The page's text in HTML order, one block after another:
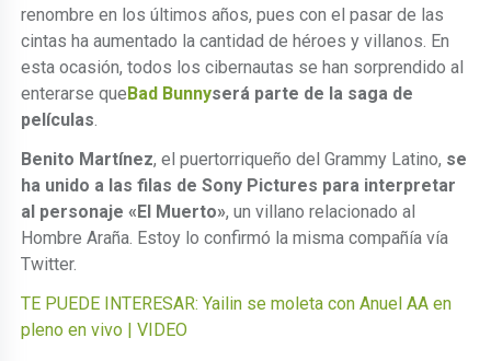
renombre en los últimos años, pues con el pasar de las
cintas ha aumentado la cantidad de héroes y villanos. En
esta ocasión, todos los cibernautas se han sorprendido al
enterarse queBad Bunnyserá parte de la saga de
películas
Benito Martínez, el puertorriqueño del Grammy Latino, se
ha unido a las filas de Sony Pictures para interpretar
al personaje «El Muerto», un villano relacionado al
Hombre Araña. Estoy lo confirmó la misma compañía vía
Twitter.
TE PUEDE INTERESAR: Yailin se moleta con Anuel AA en
pleno en vivo | VIDEO